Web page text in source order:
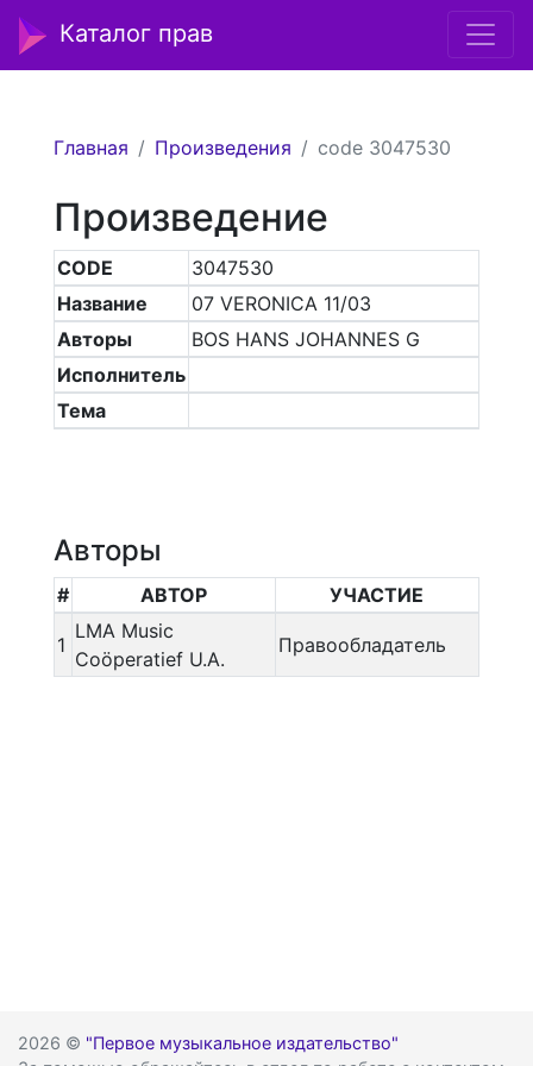
Каталог прав
Главная Произведения code 3047530
Произведение
CODE
3047530
Название
07 VERONICA 11/03
Авторы
BOS HANS JOHANNES G
Исполнитель
Тема
Авторы
# АВТОР УЧАСТИЕ
1
LMA Music
Coöperatief U.A.
Правообладатель
2026 © "Первое музыкальное издательство"